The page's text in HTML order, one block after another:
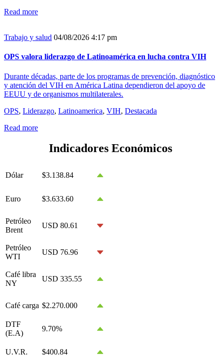
Read more
Trabajo y salud 04/08/2026 4:17 pm
OPS valora liderazgo de Latinoamérica en lucha contra VIH
Durante décadas, parte de los programas de prevención, diagnóstico
y atención del VIH en América Latina dependieron del apoyo de
EEUU y de organismos multilaterales.
OPS, Liderazgo, Latinoamerica, VIH, Destacada
Read more
Indicadores Económicos
Dólar $3.138.84
Euro $3.633.60
Petróleo
Brent
USD 80.61
Petróleo
WTI
USD 76.96
Café libra
NY
USD 335.55
Café carga $2.270.000
DTF
(E.A)
9.70%
U.V.R. $400.84